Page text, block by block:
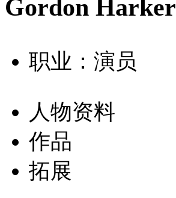
Gordon Harker
职业：演员
人物资料
作品
拓展